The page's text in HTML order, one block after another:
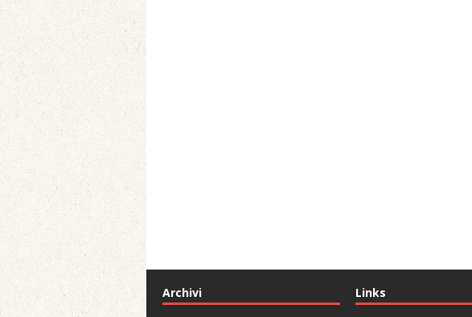
Archivi Links